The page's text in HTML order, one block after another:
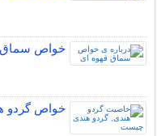
خواص سماق
خواص گردو